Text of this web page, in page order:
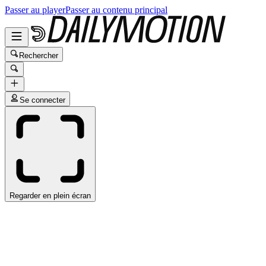
Passer au playerPasser au contenu principal
Rechercher
Se connecter
Regarder en plein écran